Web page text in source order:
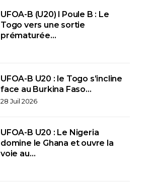
UFOA-B (U20) l Poule B : Le
Togo vers une sortie
prématurée…
UFOA-B U20 : le Togo s’incline
face au Burkina Faso…
28 Juil 2026
UFOA-B U20 : Le Nigeria
domine le Ghana et ouvre la
voie au…